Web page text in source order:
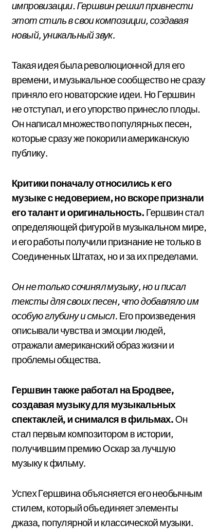
импровизации. Гершвин решил привнести
этот стиль в свои композиции, создавая
новый, уникальный звук.
Такая идея была революционной для его
времени, и музыкальное сообщество не сразу
приняло его новаторские идеи. Но Гершвин
не отступал, и его упорство принесло плоды.
Он написал множество популярных песен,
которые сразу же покорили американскую
публику.
Критики поначалу относились к его
музыке с недоверием, но вскоре признали
его талант и оригинальность. Гершвин стал
определяющей фигурой в музыкальном мире,
и его работы получили признание не только в
Соединенных Штатах, но и за их пределами.
Он не только сочинял музыку, но и писал
тексты для своих песен, что добавляло им
особую глубину и смысл. Его произведения
описывали чувства и эмоции людей,
отражали американский образ жизни и
проблемы общества.
Гершвин также работал на Бродвее,
создавая музыку для музыкальных
спектаклей, и снимался в фильмах. Он
стал первым композитором в истории,
получившим премию Оскар за лучшую
музыку к фильму.
Успех Гершвина объясняется его необычным
стилем, который объединяет элементы
джаза, популярной и классической музыки.